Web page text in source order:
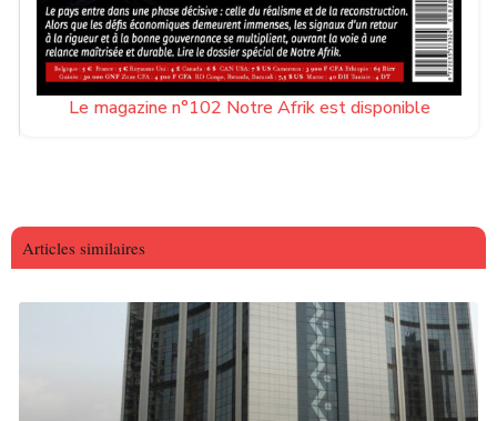
Le magazine n°102 Notre Afrik est disponible
Articles similaires